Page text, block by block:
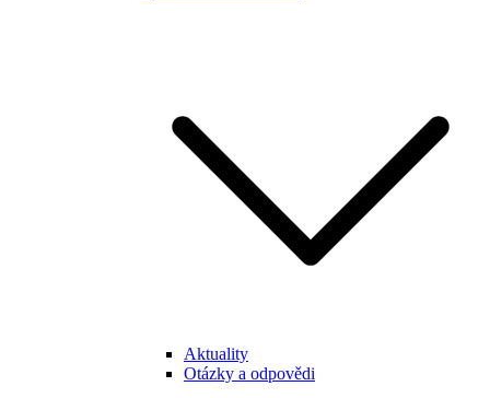
Aktuality
Otázky a odpovědi